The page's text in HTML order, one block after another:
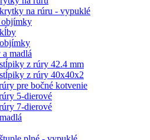
na rúru - vypuklé
objímky
madlá
z rúry 42.4 mm
z rúry 40x40x2
pre bočné kotvenie
5-dierové
7-dierové